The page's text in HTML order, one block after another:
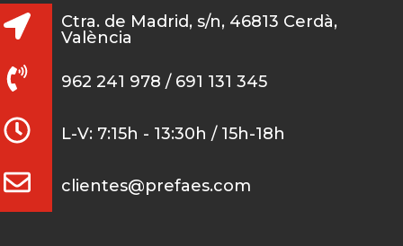
Ctra. de Madrid, s/n, 46813 Cerdà,
València
962 241 978 / 691 131 345
L-V: 7:15h - 13:30h / 15h-18h
clientes@prefaes.com